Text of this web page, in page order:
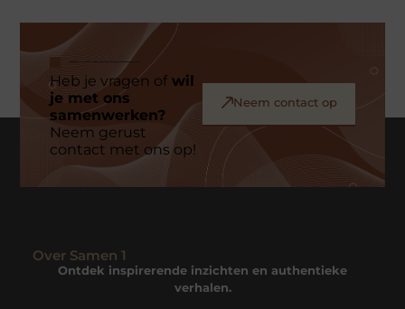
Heb je vragen ofwil
je met ons
samenwerken?
Neem gerust
contact met ons op!
Neem contact op
Over Samen 1
Ontdek inspirerende inzichten en authentieke
verhalen.